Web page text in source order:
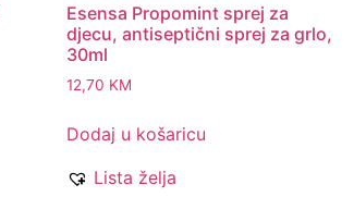
Esensa Propomint sprej za
djecu, antiseptični sprej za grlo,
30ml
12,70 KM
Dodaj u košaricu
Lista želja